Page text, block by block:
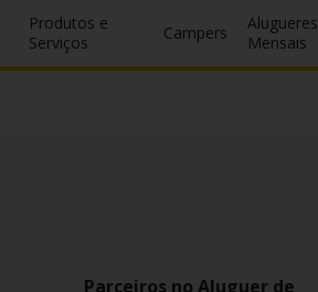
Produtos e
Serviços
Campers
Alugueres
Mensais
Parceiros no Aluguer de